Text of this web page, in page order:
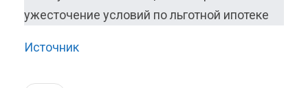
Источник